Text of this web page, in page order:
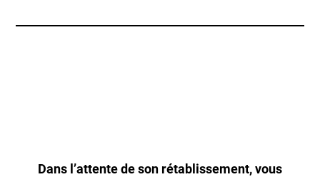
Dans l’attente de son rétablissement, vous